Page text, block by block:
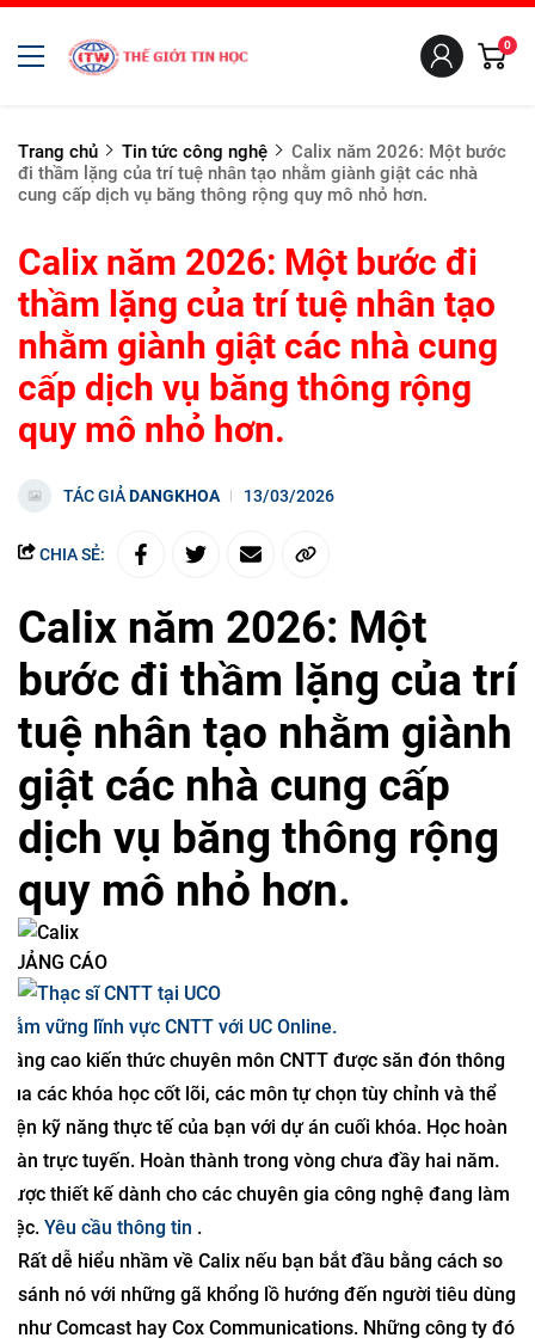
0
Trang chủ Tin tức công nghệ
Calix năm 2026: Một bước
đi thầm lặng của trí tuệ nhân tạo nhằm giành giật các nhà
cung cấp dịch vụ băng thông rộng quy mô nhỏ hơn.
Calix năm 2026: Một bước đi
thầm lặng của trí tuệ nhân tạo
nhằm giành giật các nhà cung
cấp dịch vụ băng thông rộng
quy mô nhỏ hơn.
TÁC GIẢDANGKHOA 13/03/2026
CHIA SẺ:
Calix năm 2026: Một
bước đi thầm lặng của trí
tuệ nhân tạo nhằm giành
giật các nhà cung cấp
dịch vụ băng thông rộng
quy mô nhỏ hơn.
QUẢNG CÁO
Nắm vững lĩnh vực CNTT với UC Online.
Nâng cao kiến ​​thức chuyên môn CNTT được săn đón thông
qua các khóa học cốt lõi, các môn tự chọn tùy chỉnh và thể
hiện kỹ năng thực tế của bạn với dự án cuối khóa. Học hoàn
toàn trực tuyến. Hoàn thành trong vòng chưa đầy hai năm.
Được thiết kế dành cho các chuyên gia công nghệ đang làm
việc. Yêu cầu thông tin .
Rất dễ hiểu nhầm về Calix nếu bạn bắt đầu bằng cách so
sánh nó với những gã khổng lồ hướng đến người tiêu dùng
như Comcast hay Cox Communications. Những công ty đó